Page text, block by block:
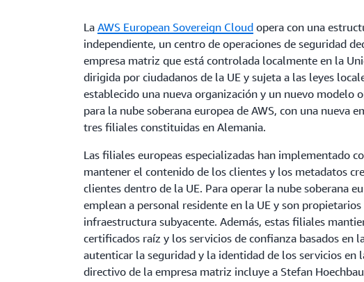
LaAWS European Sovereign Cloud opera con una
independiente, un centro de operaciones de seguridad
empresa matriz que está controlada localmente en la
dirigida por ciudadanos de la UE y sujeta a las leyes
establecido una nueva organización y un nuevo modelo
para la nube soberana europea de AWS, con una nueva
tres filiales constituidas en Alemania.
Las filiales europeas especializadas han implementado
mantener el contenido de los clientes y los metadatos
clientes dentro de la UE. Para operar la nube soberana
emplean a personal residente en la UE y son propietarios
infraestructura subyacente. Además, estas filiales
certificados raíz y los servicios de confianza basados en
autenticar la seguridad y la identidad de los servicios en
directivo de la empresa matriz incluye a Stefan